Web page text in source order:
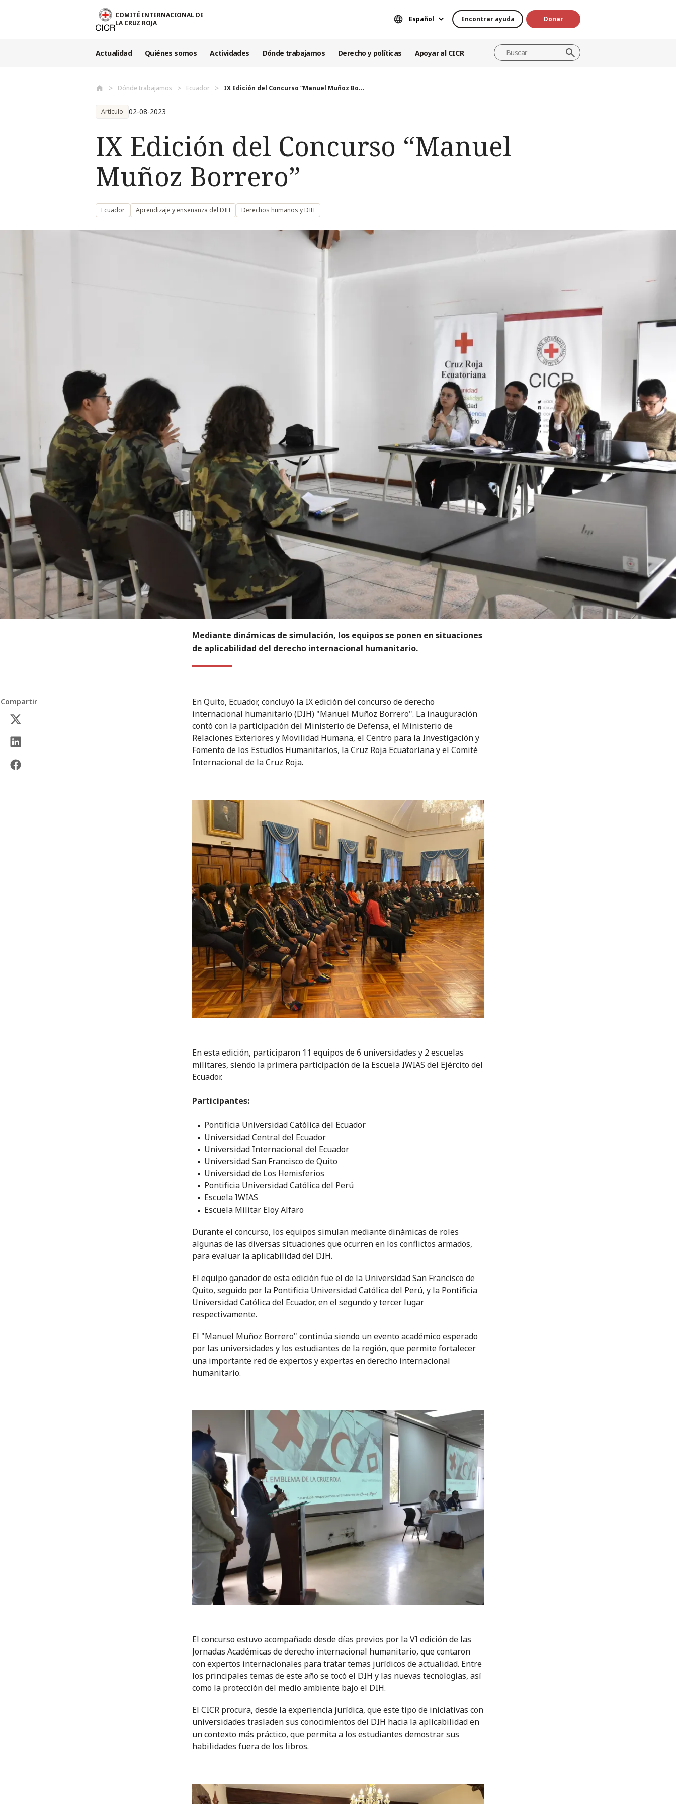
COMITÉ INTERNACIONAL DE
LA CRUZ ROJA
Español Encontrar ayuda Donar
Actualidad Quiénes somos Actividades Dónde trabajamos Derecho y políticas Apoyar al CICR
Dónde trabajamos Ecuador IX Edición del Concurso “Manuel Muñoz Bo...
Artículo 02-08-2023
IX Edición del Concurso “Manuel
Muñoz Borrero”
Ecuador Aprendizaje y enseñanza del DIH Derechos humanos y DIH
Mediante dinámicas de simulación, los equipos se ponen en situaciones
de aplicabilidad del derecho internacional humanitario.
Compartir
En Quito, Ecuador, concluyó la IX edición del concurso de derecho
internacional humanitario (DIH) "Manuel Muñoz Borrero". La inauguración
contó con la participación del Ministerio de Defensa, el Ministerio de
Relaciones Exteriores y Movilidad Humana, el Centro para la Investigación y
Fomento de los Estudios Humanitarios, la Cruz Roja Ecuatoriana y el Comité
Internacional de la Cruz Roja.
En esta edición, participaron 11 equipos de 6 universidades y 2 escuelas
militares, siendo la primera participación de la Escuela IWIAS del Ejército del
Ecuador.
Participantes:
Pontificia Universidad Católica del Ecuador
Universidad Central del Ecuador
Universidad Internacional del Ecuador
Universidad San Francisco de Quito
Universidad de Los Hemisferios
Pontificia Universidad Católica del Perú
Escuela IWIAS
Escuela Militar Eloy Alfaro
Durante el concurso, los equipos simulan mediante dinámicas de roles
algunas de las diversas situaciones que ocurren en los conflictos armados,
para evaluar la aplicabilidad del DIH.
El equipo ganador de esta edición fue el de la Universidad San Francisco de
Quito, seguido por la Pontificia Universidad Católica del Perú, y la Pontificia
Universidad Católica del Ecuador, en el segundo y tercer lugar
respectivamente.
El "Manuel Muñoz Borrero" continúa siendo un evento académico esperado
por las universidades y los estudiantes de la región, que permite fortalecer
una importante red de expertos y expertas en derecho internacional
humanitario.
El concurso estuvo acompañado desde días previos por la VI edición de las
Jornadas Académicas de derecho internacional humanitario, que contaron
con expertos internacionales para tratar temas jurídicos de actualidad. Entre
los principales temas de este año se tocó el DIH y las nuevas tecnologías, así
como la protección del medio ambiente bajo el DIH.
El CICR procura, desde la experiencia jurídica, que este tipo de iniciativas con
universidades trasladen sus conocimientos del DIH hacia la aplicabilidad en
un contexto más práctico, que permita a los estudiantes demostrar sus
habilidades fuera de los libros.